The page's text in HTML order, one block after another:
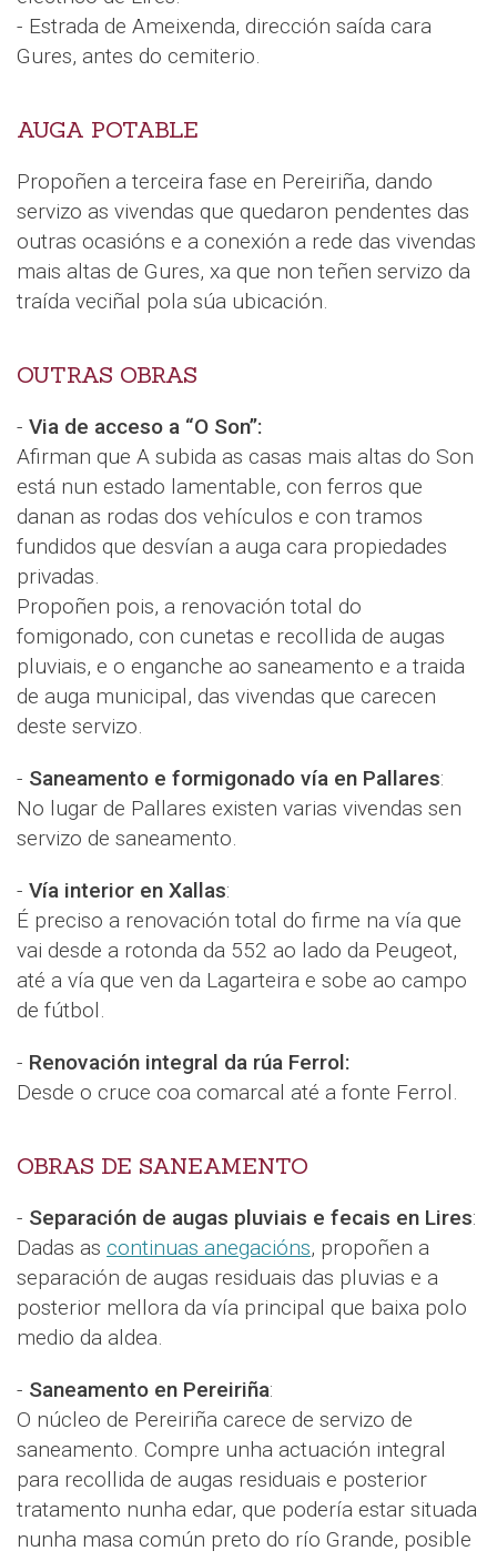
- Estrada de Ameixenda, dirección saída cara
Gures, antes do cemiterio.
AUGA POTABLE
Propoñen a terceira fase en Pereiriña, dando
servizo as vivendas que quedaron pendentes das
outras ocasións e a conexión a rede das vivendas
mais altas de Gures, xa que non teñen servizo da
traída veciñal pola súa ubicación.
OUTRAS OBRAS
- Via de acceso a “O Son”:
Afirman que A subida as casas mais altas do Son
está nun estado lamentable, con ferros que
danan as rodas dos vehículos e con tramos
fundidos que desvían a auga cara propiedades
privadas.
Propoñen pois, a renovación total do
fomigonado, con cunetas e recollida de augas
pluviais, e o enganche ao saneamento e a traida
de auga municipal, das vivendas que carecen
deste servizo.
- Saneamento e formigonado vía en Pallares:
No lugar de Pallares existen varias vivendas sen
servizo de saneamento.
- Vía interior en Xallas:
É preciso a renovación total do firme na vía que
vai desde a rotonda da 552 ao lado da Peugeot,
até a vía que ven da Lagarteira e sobe ao campo
de fútbol.
- Renovación integral da rúa Ferrol:
Desde o cruce coa comarcal até a fonte Ferrol.
OBRAS DE SANEAMENTO
- Separación de augas pluviais e fecais en Lires:
Dadas as continuas anegacións, propoñen a
separación de augas residuais das pluvias e a
posterior mellora da vía principal que baixa polo
medio da aldea.
- Saneamento en Pereiriña:
O núcleo de Pereiriña carece de servizo de
saneamento. Compre unha actuación integral
para recollida de augas residuais e posterior
tratamento nunha edar, que podería estar situada
nunha masa común preto do río Grande, posible